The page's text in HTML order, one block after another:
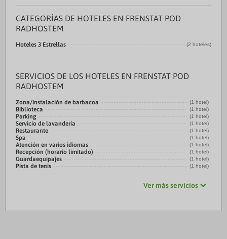
CATEGORÍAS DE HOTELES EN FRENSTAT POD
RADHOSTEM
Hoteles 3 Estrellas (2 hoteles)
SERVICIOS DE LOS HOTELES EN FRENSTAT POD
RADHOSTEM
Zona/instalación de barbacoa (1 hotel)
Biblioteca (1 hotel)
Parking (1 hotel)
Servicio de lavandería (1 hotel)
Restaurante (1 hotel)
Spa (1 hotel)
Atención en varios idiomas (1 hotel)
Recepción (horario limitado) (1 hotel)
Guardaequipajes (1 hotel)
Pista de tenis (1 hotel)
Ver más servicios